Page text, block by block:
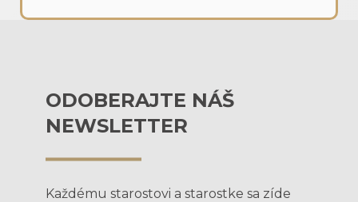
ODOBERAJTE NÁŠ
NEWSLETTER
Každému starostovi a starostke sa zíde